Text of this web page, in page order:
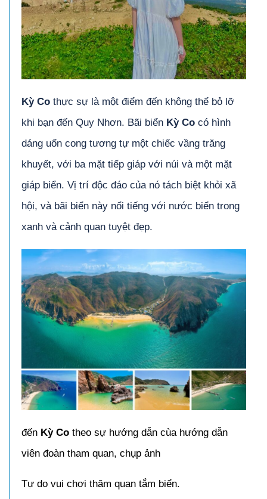
Kỳ Co thực sự là một điểm đến không thể bỏ lỡ
khi bạn đến Quy Nhơn. Bãi biển Kỳ Co có hình
dáng uốn cong tương tự một chiếc vầng trăng
khuyết, với ba mặt tiếp giáp với núi và một mặt
giáp biển. Vị trí độc đáo của nó tách biệt khỏi xã
hội, và bãi biển này nổi tiếng với nước biển trong
xanh và cảnh quan tuyệt đẹp.
đến Kỳ Co theo sự hướng dẫn cùa hướng dẫn
viên đoàn tham quan, chụp ảnh
Tự do vui chơi thăm quan tắm biển.